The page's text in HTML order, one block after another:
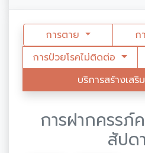
การตาย
ก
การป่วยโรคไม่ติดต่อ
บริการสร้างเส
การฝากครรภ์
สัปด